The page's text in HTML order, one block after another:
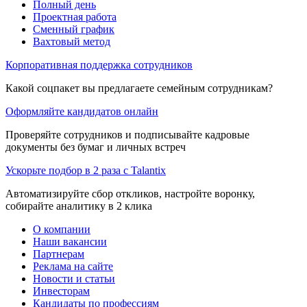
Полный день
Проектная работа
Сменный график
Вахтовый метод
Корпоративная поддержка сотрудников
Какой соцпакет вы предлагаете семейным сотрудникам?
Оформляйте кандидатов онлайн
Проверяйте сотрудников и подписывайте кадровые
документы без бумаг и личных встреч
Ускорьте подбор в 2 раза с Talantix
Автоматизируйте сбор откликов, настройте воронку,
собирайте аналитику в 2 клика
О компании
Наши вакансии
Партнерам
Реклама на сайте
Новости и статьи
Инвесторам
Кандидаты по профессиям